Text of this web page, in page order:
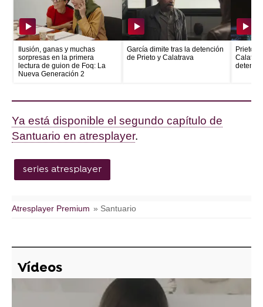
Ilusión, ganas y muchas
sorpresas en la primera
lectura de guion de Foq: La
Nueva Generación 2
García dimite tras la detención
de Prieto y Calatrava
Prieto
Ya está disponible el segundo capítulo de
Santuario en atresplayer.
series atresplayer
Atresplayer Premium » Santuario
Vídeos